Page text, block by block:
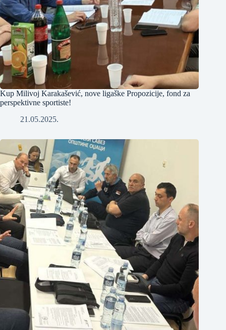
Kup Milivoj Karakašević, nove ligaške Propozicije, fond za
perspektivne sportiste!
21.05.2025.